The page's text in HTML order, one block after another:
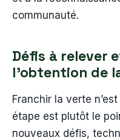
communauté.
Défis à relever
l’obtention de
Franchir la verte
étape est plutôt le
nouveaux défis,